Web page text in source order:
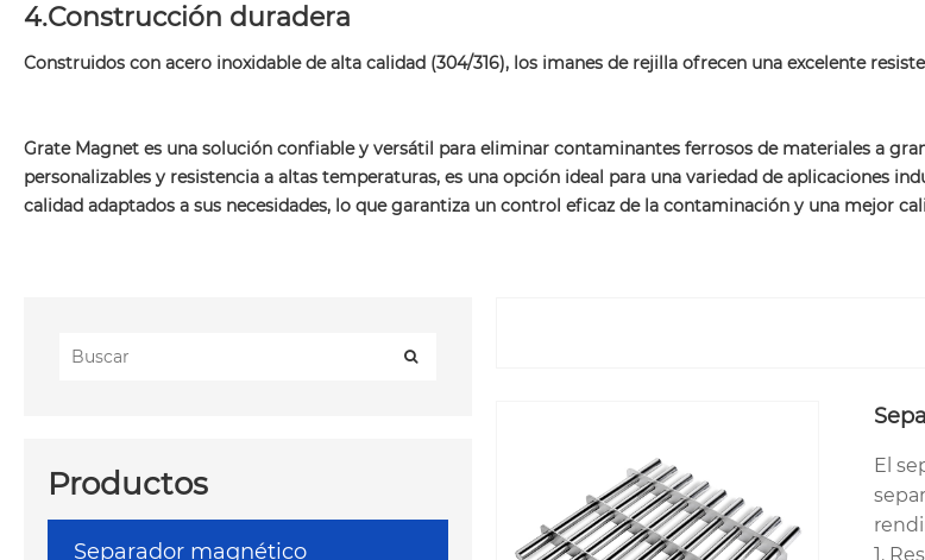
4.Construcción duradera
Construidos con acero inoxidable de alta calidad (304/316), los imanes de rejilla ofrecen una excelente
Grate Magnet es una solución confiable y versátil para eliminar contaminantes ferrosos de materiales a
personalizables y resistencia a altas temperaturas, es una opción ideal para una variedad de aplicaciones
calidad adaptados a sus necesidades, lo que garantiza un control eficaz de la contaminación y una mejor
Productos
Separador magnético
El
1.